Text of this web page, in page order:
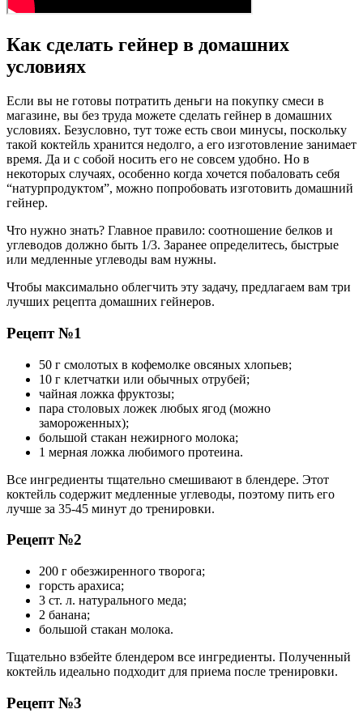
Как сделать гейнер в домашних
условиях
Если вы не готовы потратить деньги на покупку смеси в
магазине, вы без труда можете сделать гейнер в домашних
условиях. Безусловно, тут тоже есть свои минусы, поскольку
такой коктейль хранится недолго, а его изготовление занимает
время. Да и с собой носить его не совсем удобно. Но в
некоторых случаях, особенно когда хочется побаловать себя
“натурпродуктом”, можно попробовать изготовить домашний
гейнер.
Что нужно знать? Главное правило: соотношение белков и
углеводов должно быть 1/3. Заранее определитесь, быстрые
или медленные углеводы вам нужны.
Чтобы максимально облегчить эту задачу, предлагаем вам три
лучших рецепта домашних гейнеров.
Рецепт №1
50 г смолотых в кофемолке овсяных хлопьев;
10 г клетчатки или обычных отрубей;
чайная ложка фруктозы;
пара столовых ложек любых ягод (можно
замороженных);
большой стакан нежирного молока;
1 мерная ложка любимого протеина.
Все ингредиенты тщательно смешивают в блендере. Этот
коктейль содержит медленные углеводы, поэтому пить его
лучше за 35-45 минут до тренировки.
Рецепт №2
200 г обезжиренного творога;
горсть арахиса;
3 ст. л. натурального меда;
2 банана;
большой стакан молока.
Тщательно взбейте блендером все ингредиенты. Полученный
коктейль идеально подходит для приема после тренировки.
Рецепт №3